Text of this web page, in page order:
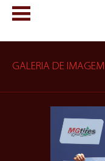
GALERIA DE IMAGEM